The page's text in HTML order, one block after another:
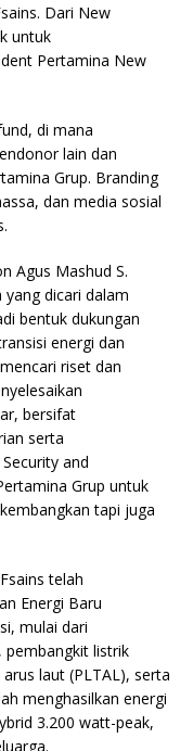
Dari New
untuk
Pertamina New
di mana
lain dan
Grup. Branding
dan media sosial
Agus Mashud S.
dicari dalam
bentuk dukungan
energi dan
riset dan
bersifat
serta
and
Grup untuk
tapi juga
telah
Energi Baru
mulai dari
pembangkit listrik
laut (PLTAL), serta
menghasilkan energi
3.200 watt-peak,